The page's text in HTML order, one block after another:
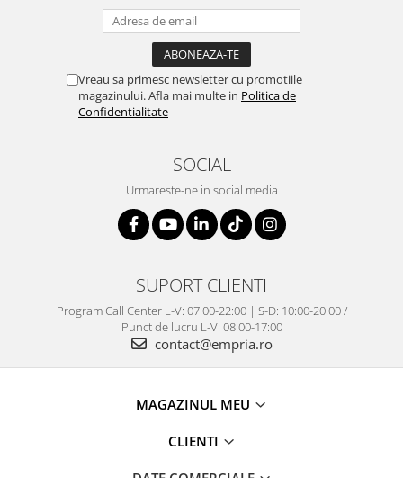
Vreau sa primesc newsletter cu promotiile
magazinului. Afla mai multe in Politica de
Confidentialitate
SOCIAL
Urmareste-ne in social media
SUPORT CLIENTI
Program Call Center L-V: 07:00-22:00 | S-D: 10:00-20:00 /
Punct de lucru L-V: 08:00-17:00
contact@empria.ro
MAGAZINUL MEU
CLIENTI